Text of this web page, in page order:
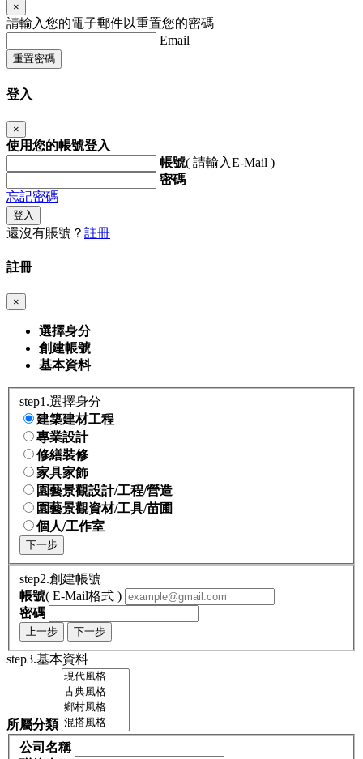
×
請輸入您的電子郵件以重置您的密碼
Email
重置密碼
登入
×
使用您的帳號登入
帳號( 請輸入E-Mail )
密碼
忘記密碼
登入
還沒有賬號？ 註冊
註冊
×
選擇身分
創建帳號
基本資料
step1.選擇身分
建築建材工程
專業設計
修繕裝修
家具家飾
園藝景觀設計/工程/營造
園藝景觀資材/工具/苗圃
個人/工作室
下一步
step2.創建帳號
帳號( E-Mail格式 )
密碼
上一步 下一步
step3.基本資料
所屬分類
公司名稱